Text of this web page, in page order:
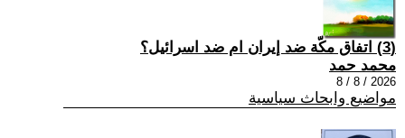
(3) اتفاق مكّة ضد إيران ام ضد اسرائيل؟
محمد حمد
2026 / 8 / 8
مواضيع وابحاث سياسية